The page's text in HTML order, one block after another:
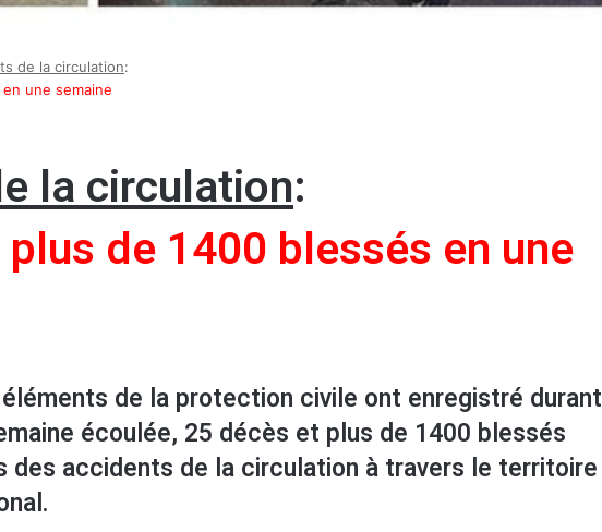
de la circulation:
une semaine
la circulation:
de 1400 blessés en une
de la protection civile ont enregistré durant
écoulée, 25 décès et plus de 1400 blessés
des accidents de la circulation à travers le territoire